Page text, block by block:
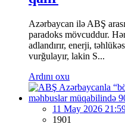
Azərbaycan ilə ABŞ
paradoks mövcuddur.
adlandırır, enerji,
vurğulayır, lakin S...
Ardını oxu
11 May 2026
1901